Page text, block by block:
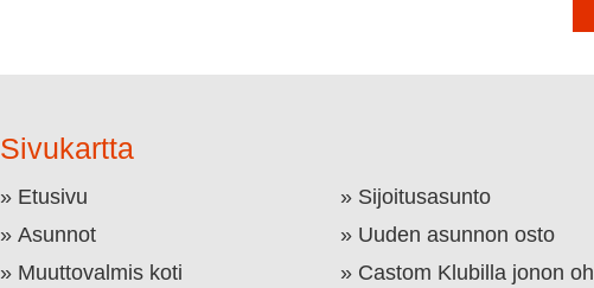
Sivukartta
Etusivu
Asunnot
Muuttovalmis koti
Sijoitusasunto
Uuden asunnon osto
Castom Klubilla jonon